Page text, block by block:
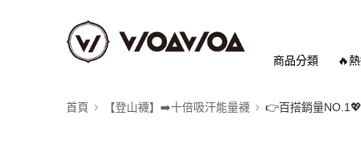
商品分類 🔥
首頁 【登山襪】➡️十倍吸汗能量襪 👉️百搭銷量